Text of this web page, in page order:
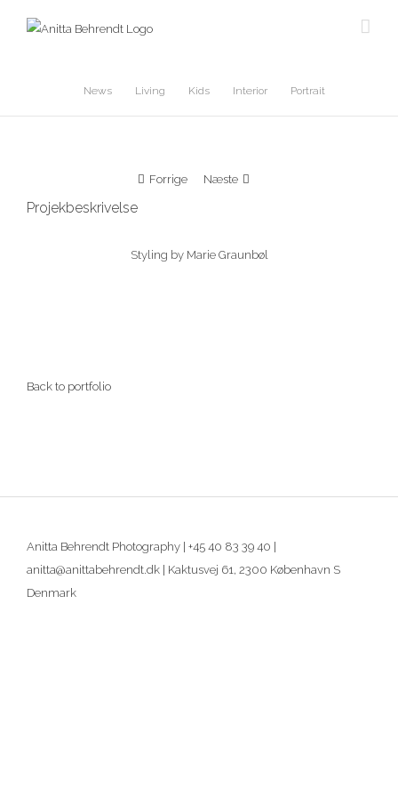
News Living Kids Interior Portrait
Forrige Næste
Projekbeskrivelse
Styling by Marie Graunbøl
Back to portfolio
Anitta Behrendt Photography | +45 40 83 39 40 |
anitta@anittabehrendt.dk | Kaktusvej 61, 2300 København S
Denmark